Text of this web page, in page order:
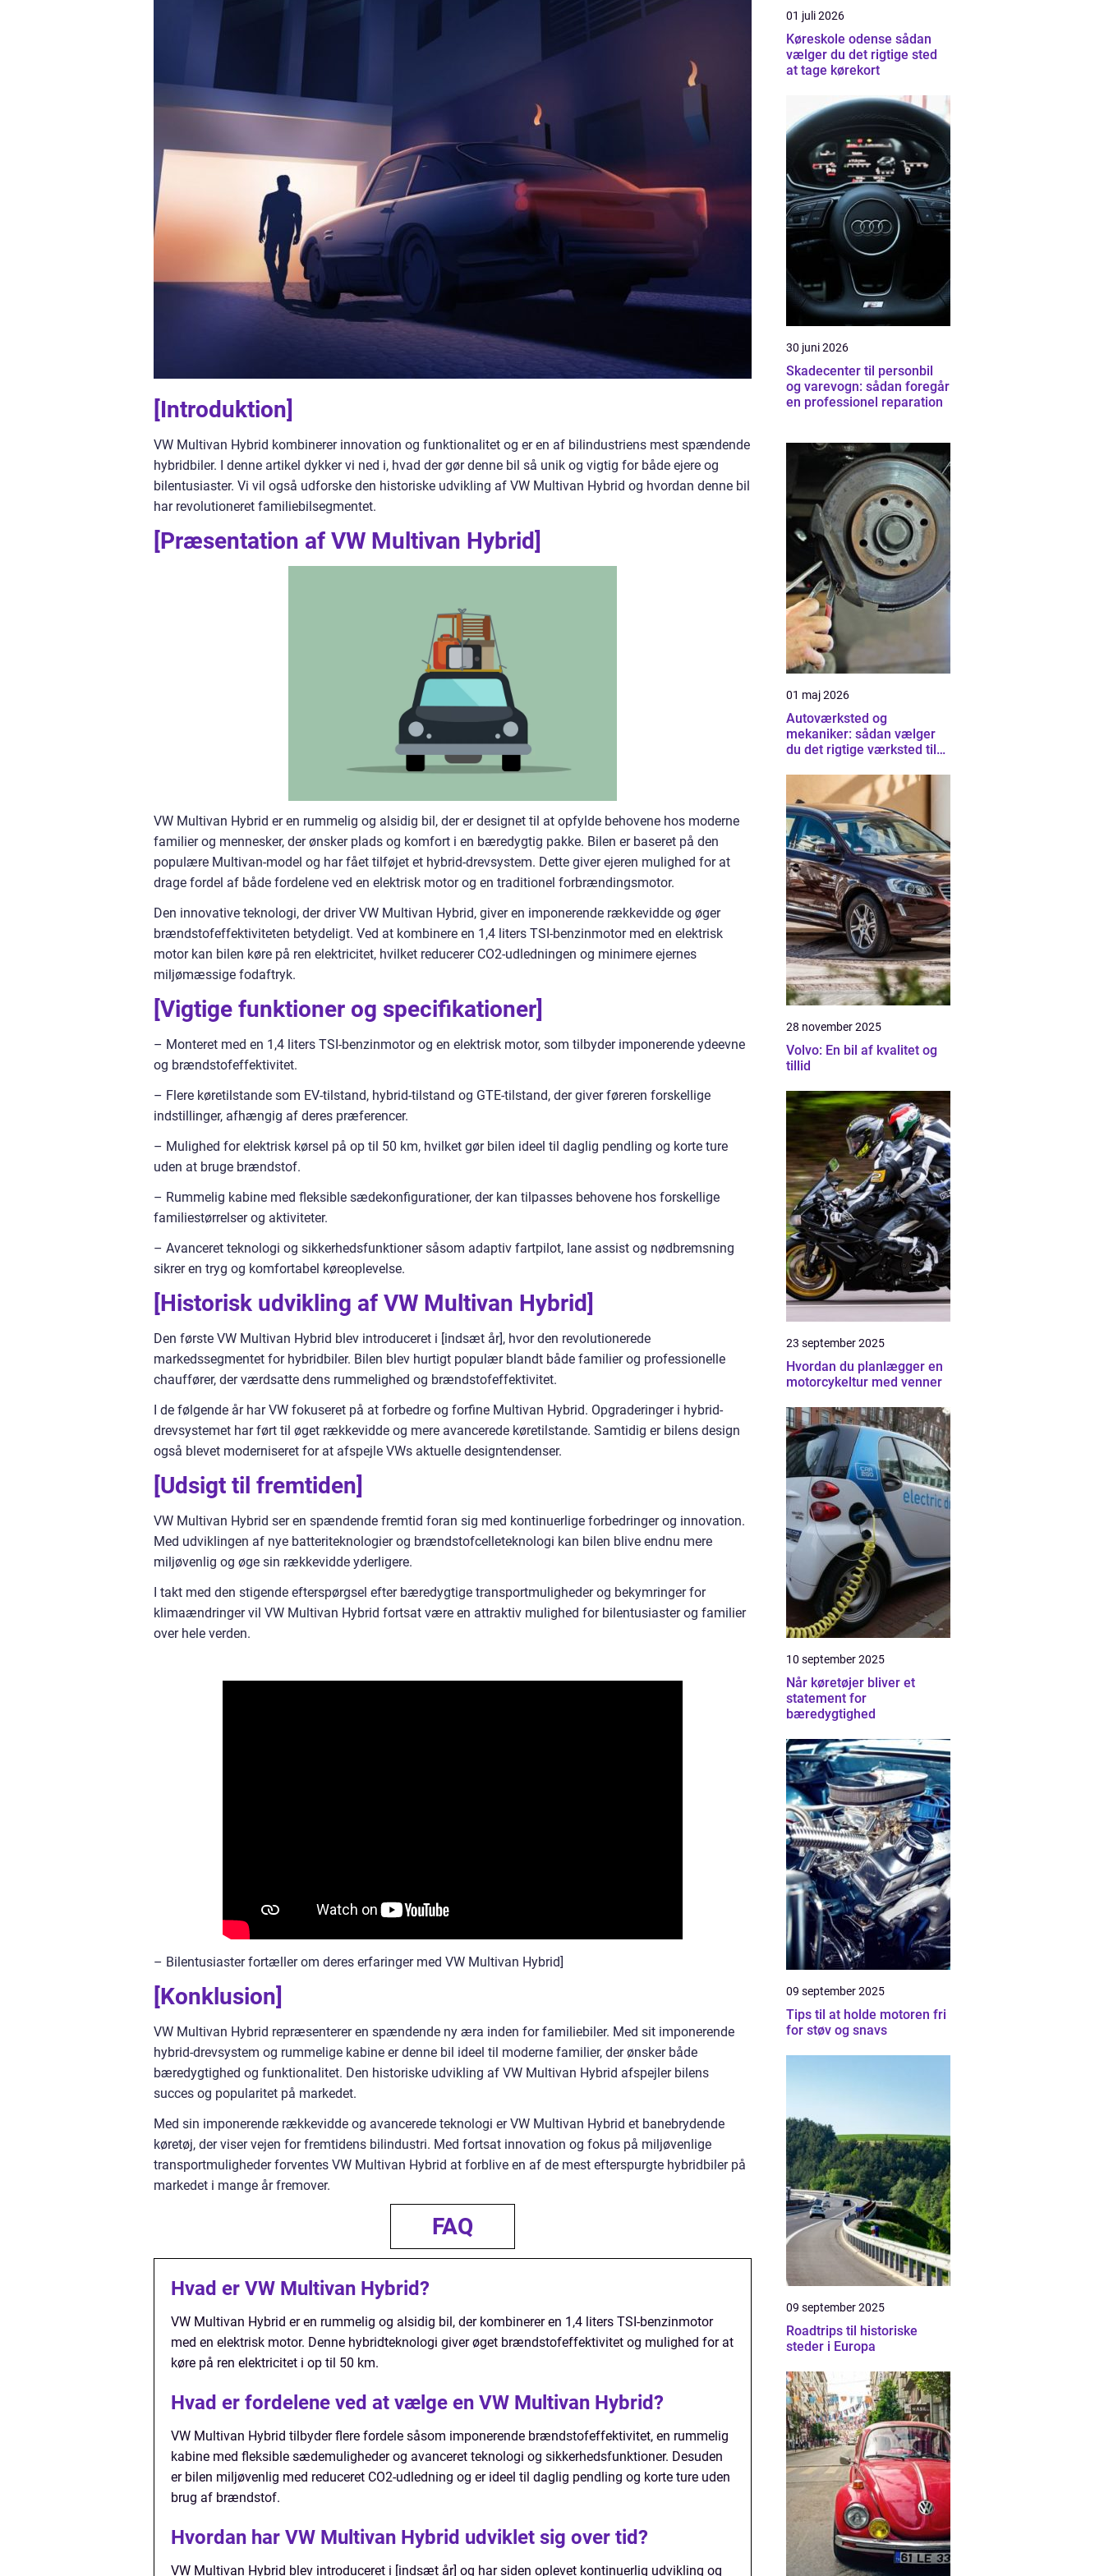
[Introduktion]
VW Multivan Hybrid kombinerer innovation og funktionalitet og er en af bilindustriens mest spændende
hybridbiler. I denne artikel dykker vi ned i, hvad der gør denne bil så unik og vigtig for både ejere og
bilentusiaster. Vi vil også udforske den historiske udvikling af VW Multivan Hybrid og hvordan denne bil
har revolutioneret familiebilsegmentet.
[Præsentation af VW Multivan Hybrid]
VW Multivan Hybrid er en rummelig og alsidig bil, der er designet til at opfylde behovene hos moderne
familier og mennesker, der ønsker plads og komfort i en bæredygtig pakke. Bilen er baseret på den
populære Multivan-model og har fået tilføjet et hybrid-drevsystem. Dette giver ejeren mulighed for at
drage fordel af både fordelene ved en elektrisk motor og en traditionel forbrændingsmotor.
Den innovative teknologi, der driver VW Multivan Hybrid, giver en imponerende rækkevidde og øger
brændstofeffektiviteten betydeligt. Ved at kombinere en 1,4 liters TSI-benzinmotor med en elektrisk
motor kan bilen køre på ren elektricitet, hvilket reducerer CO2-udledningen og minimere ejernes
miljømæssige fodaftryk.
[Vigtige funktioner og specifikationer]
– Monteret med en 1,4 liters TSI-benzinmotor og en elektrisk motor, som tilbyder imponerende ydeevne
og brændstofeffektivitet.
– Flere køretilstande som EV-tilstand, hybrid-tilstand og GTE-tilstand, der giver føreren forskellige
indstillinger, afhængig af deres præferencer.
– Mulighed for elektrisk kørsel på op til 50 km, hvilket gør bilen ideel til daglig pendling og korte ture
uden at bruge brændstof.
– Rummelig kabine med fleksible sædekonfigurationer, der kan tilpasses behovene hos forskellige
familiestørrelser og aktiviteter.
– Avanceret teknologi og sikkerhedsfunktioner såsom adaptiv fartpilot, lane assist og nødbremsning
sikrer en tryg og komfortabel køreoplevelse.
[Historisk udvikling af VW Multivan Hybrid]
Den første VW Multivan Hybrid blev introduceret i [indsæt år], hvor den revolutionerede
markedssegmentet for hybridbiler. Bilen blev hurtigt populær blandt både familier og professionelle
chauffører, der værdsatte dens rummelighed og brændstofeffektivitet.
I de følgende år har VW fokuseret på at forbedre og forfine Multivan Hybrid. Opgraderinger i hybrid-
drevsystemet har ført til øget rækkevidde og mere avancerede køretilstande. Samtidig er bilens design
også blevet moderniseret for at afspejle VWs aktuelle designtendenser.
[Udsigt til fremtiden]
VW Multivan Hybrid ser en spændende fremtid foran sig med kontinuerlige forbedringer og innovation.
Med udviklingen af nye batteriteknologier og brændstofcelleteknologi kan bilen blive endnu mere
miljøvenlig og øge sin rækkevidde yderligere.
I takt med den stigende efterspørgsel efter bæredygtige transportmuligheder og bekymringer for
klimaændringer vil VW Multivan Hybrid fortsat være en attraktiv mulighed for bilentusiaster og familier
over hele verden.
– Bilentusiaster fortæller om deres erfaringer med VW Multivan Hybrid]
[Konklusion]
VW Multivan Hybrid repræsenterer en spændende ny æra inden for familiebiler. Med sit imponerende
hybrid-drevsystem og rummelige kabine er denne bil ideel til moderne familier, der ønsker både
bæredygtighed og funktionalitet. Den historiske udvikling af VW Multivan Hybrid afspejler bilens
succes og popularitet på markedet.
Med sin imponerende rækkevidde og avancerede teknologi er VW Multivan Hybrid et banebrydende
køretøj, der viser vejen for fremtidens bilindustri. Med fortsat innovation og fokus på miljøvenlige
transportmuligheder forventes VW Multivan Hybrid at forblive en af de mest efterspurgte hybridbiler på
markedet i mange år fremover.
FAQ
Hvad er VW Multivan Hybrid?
VW Multivan Hybrid er en rummelig og alsidig bil, der kombinerer en 1,4 liters TSI-benzinmotor
med en elektrisk motor. Denne hybridteknologi giver øget brændstofeffektivitet og mulighed for at
køre på ren elektricitet i op til 50 km.
Hvad er fordelene ved at vælge en VW Multivan Hybrid?
VW Multivan Hybrid tilbyder flere fordele såsom imponerende brændstofeffektivitet, en rummelig
kabine med fleksible sædemuligheder og avanceret teknologi og sikkerhedsfunktioner. Desuden
er bilen miljøvenlig med reduceret CO2-udledning og er ideel til daglig pendling og korte ture uden
brug af brændstof.
Hvordan har VW Multivan Hybrid udviklet sig over tid?
VW Multivan Hybrid blev introduceret i [indsæt år] og har siden oplevet kontinuerlig udvikling og
01 juli 2026
Køreskole odense sådan
vælger du det rigtige sted
at tage kørekort
30 juni 2026
Skadecenter til personbil
og varevogn: sådan foregår
en professionel reparation
01 maj 2026
Autoværksted og
mekaniker: sådan vælger
du det rigtige værksted til
28 november 2025
Volvo: En bil af kvalitet og
tillid
23 september 2025
Hvordan du planlægger en
motorcykeltur med venner
10 september 2025
Når køretøjer bliver et
statement for
bæredygtighed
09 september 2025
Tips til at holde motoren fri
for støv og snavs
09 september 2025
Roadtrips til historiske
steder i Europa